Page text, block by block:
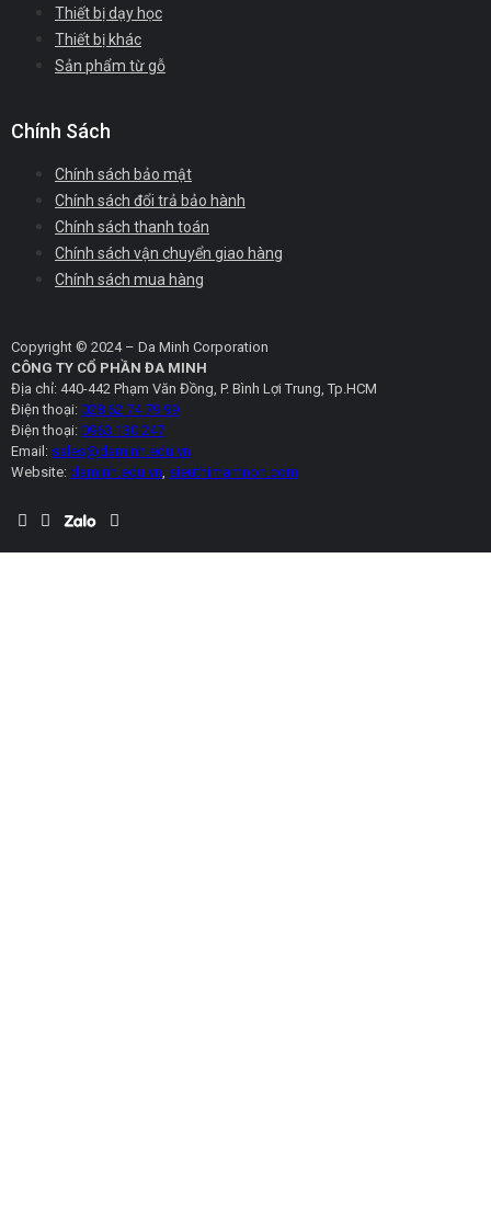
Thiết bị dạy học
Thiết bị khác
Sản phẩm từ gỗ
Chính Sách
Chính sách bảo mật
Chính sách đổi trả bảo hành
Chính sách thanh toán
Chính sách vận chuyển giao hàng
Chính sách mua hàng
Copyright © 2024 – Da Minh Corporation
CÔNG TY CỔ PHẦN ĐA MINH
Địa chỉ: 440-442 Phạm Văn Đồng, P. Bình Lợi Trung, Tp.HCM
Điện thoại: 028 62 74 79 99
Điện thoại: 0963 130 247
Email: sales@daminh.edu.vn
Website: daminh.edu.vn, sieuthimamnon.com